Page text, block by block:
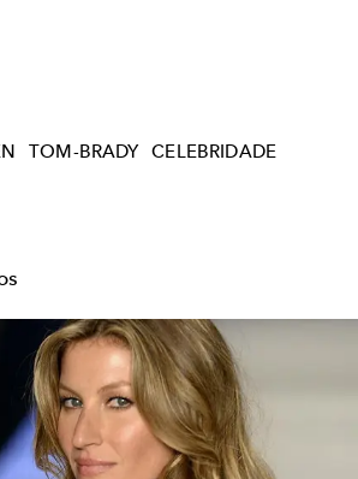
TOM-BRADY CELEBRIDADE